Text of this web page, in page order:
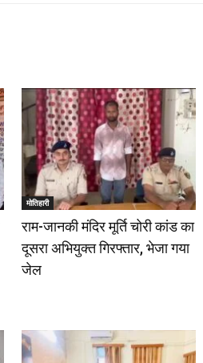
मोतिहारी
राम-जानकी मंदिर मूर्ति चोरी कांड का
दूसरा अभियुक्त गिरफ्तार, भेजा गया
जेल